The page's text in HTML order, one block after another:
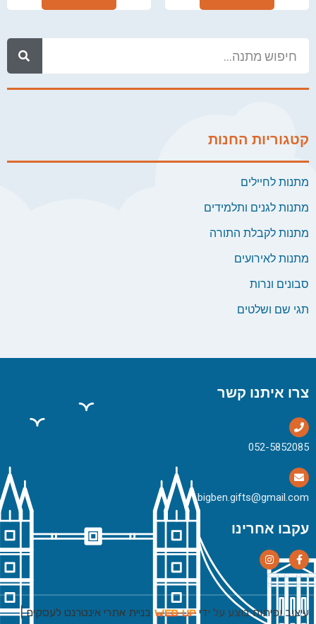
קטגוריות החנות
מתנות לחיילים
מתנות לגנים ותלמידים
מתנות לקבלת התורה
מתנות לאירועים
סבונים ונרות
תגי שם ושלטים
צרו איתנו קשר
bigben.gifts@gmail.com
עקבו אחרינו
עיצוב ופיתוח בוצע על ידי בניית אתרי אינטרנט לעסקים|